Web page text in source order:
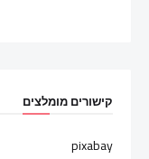
קישורים מומלצים
pixabay